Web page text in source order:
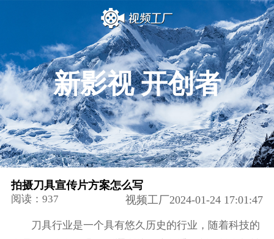
新影视 开创者
拍摄刀具宣传片方案怎么写
阅读：937 视频工厂2024-01-24 17:01:47
刀具行业是一个具有悠久历史的行业，随着科技的